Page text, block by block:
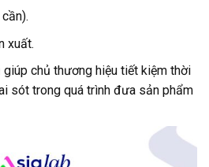
xuất.
chủ thương hiệu tiết kiệm thời
sót trong quá trình đưa sản phẩm